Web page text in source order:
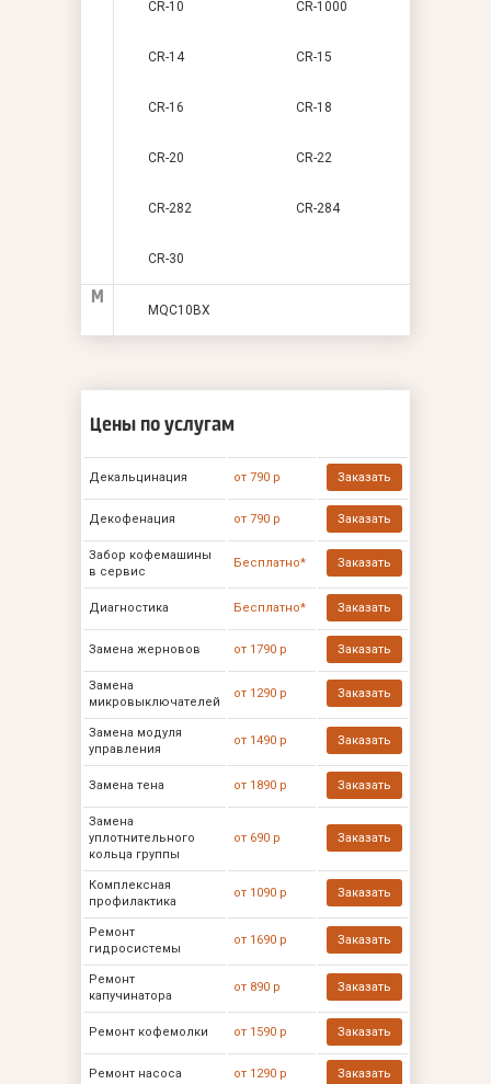
CR-10 CR-1000
CR-14 CR-15
CR-16 CR-18
CR-20 CR-22
CR-282 CR-284
CR-30
M
MQC10BX
Цены по услугам
Декальцинация от 790 р Заказать
Декофенация от 790 р Заказать
Забор кофемашины
в сервис
Бесплатно* Заказать
Диагностика Бесплатно* Заказать
Замена жерновов от 1790 р Заказать
Замена
микровыключателей
от 1290 р Заказать
Замена модуля
управления
от 1490 р Заказать
Замена тена от 1890 р Заказать
Замена
уплотнительного
кольца группы
от 690 р Заказать
Комплексная
профилактика
от 1090 р Заказать
Ремонт
гидросистемы
от 1690 р Заказать
Ремонт
капучинатора
от 890 р Заказать
Ремонт кофемолки от 1590 р Заказать
Ремонт насоса от 1290 р Заказать